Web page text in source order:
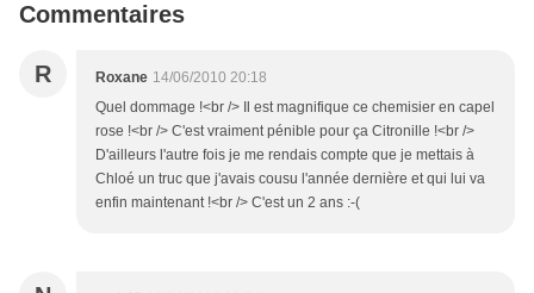
Commentaires
R Roxane 14/06/2010 20:18
Quel dommage !<br /> Il est magnifique ce chemisier en capel
rose !<br /> C'est vraiment pénible pour ça Citronille !<br />
D'ailleurs l'autre fois je me rendais compte que je mettais à
Chloé un truc que j'avais cousu l'année dernière et qui lui va
enfin maintenant !<br /> C'est un 2 ans :-(